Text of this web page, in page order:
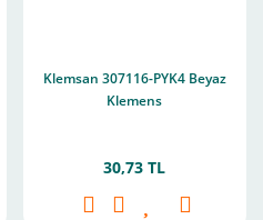
Klemsan 307116-PYK4 Beyaz
Klemens
30,73 TL